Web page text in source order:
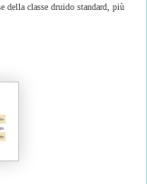
della classe druido standard, più